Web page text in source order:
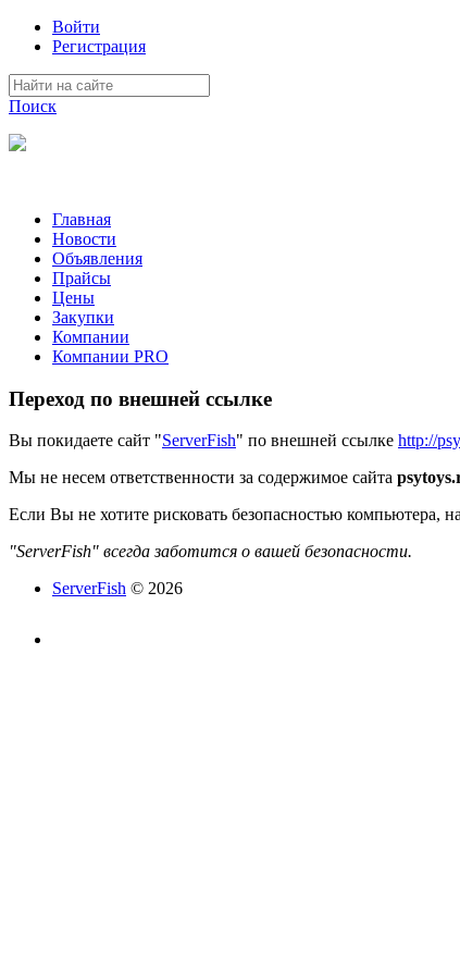
Войти
Регистрация
Поиск
Главная
Новости
Объявления
Прайсы
Цены
Закупки
Компании
Компании PRO
Переход по внешней ссылке
Вы покидаете сайт "ServerFish" по внешней ссылке http://
Мы не несем ответственности за содержимое сайта
Если Вы не хотите рисковать безопасностью компьютера,
"ServerFish" всегда заботится о вашей безопасности.
ServerFish © 2026